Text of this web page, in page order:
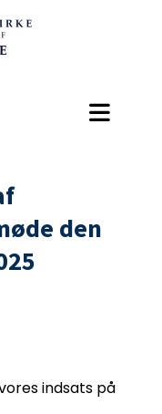
den
indsats på